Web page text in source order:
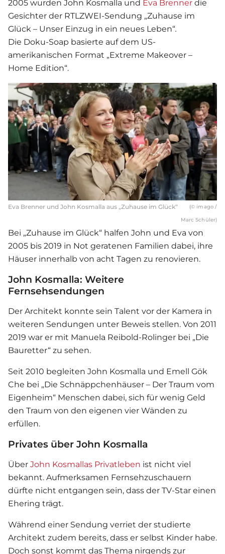
2005 wurden John Kosmalla und Eva Brenner die
Gesichter der RTLZWEI-Sendung „Zuhause im
Glück – Unser Einzug in ein neues Leben“.
Die Doku-Soap basierte auf dem US-
amerikanischen Format „Extreme Makeover –
Home Edition“.
Eva Brenner und John Kosmalla aus „Zuhause im Glück“ (© imago /
Marc Schüler)
Bei „Zuhause im Glück“ halfen John und Eva von
2005 bis 2019 in Not geratenen Familien dabei, ihre
Häuser innerhalb von acht Tagen zu renovieren.
John Kosmalla: Weitere
Fernsehsendungen
Der Architekt konnte sein Talent vor der Kamera in
weiteren Sendungen unter Beweis stellen. Von 2011
2019 war er mit Manuela Reibold-Rolinger bei „Die
Bauretter“ zu sehen.
Seit 2010 begleiten John Kosmalla und Emell Gök
Che bei „Die Schnäppchenhäuser – Der Traum vom
Eigenheim“ Menschen dabei, sich für wenig Geld
den Traum von den eigenen vier Wänden zu
erfüllen.
Privates über John Kosmalla
Über John Kosmallas Privatleben ist nicht viel
bekannt. Aufmerksamen Fernsehzuschauern
dürfte nicht entgangen sein, dass der TV-Star einen
Ehering trägt.
Während einer Sendung verriet der studierte
Architekt zudem bereits, dass er selbst Kinder habe.
Doch sonst kommt das Thema nirgends zur